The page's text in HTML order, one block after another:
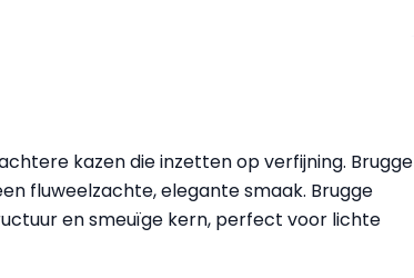
kazen die inzetten op verfijning. Brugge
fluweelzachte, elegante smaak. Brugge
en smeuïge kern, perfect voor lichte